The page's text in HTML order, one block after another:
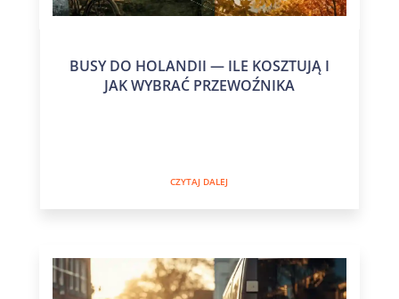
BUSY DO HOLANDII — ILE KOSZTUJĄ I
JAK WYBRAĆ PRZEWOŹNIKA
CZYTAJ DALEJ